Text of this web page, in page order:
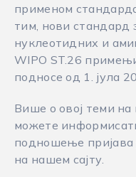
применом
тим, нови стандард
нуклеотидних и
WIPO ST.26
подносе од 1. јула
Више о овој теми на
можете
подношење пријавa
на нашем сајту.